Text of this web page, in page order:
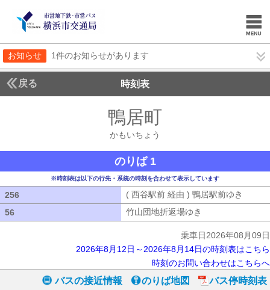
お知らせ 1件のお知らせがあります
戻る 時刻表
鴨居町
かもいちょう
のりば 1
※時刻表は以下の行先・系統の時刻を合わせて表示しています
256 ( 西谷駅前 経由 ) 鴨居駅前ゆき
56
竹山団地折返場ゆき
乗車日2026年08月09日
2026年8月12日～2026年8月14日の時刻表はこちら
時刻のお問い合わせはこちらへ
バスの接近情報 のりば地図
バス停時刻表